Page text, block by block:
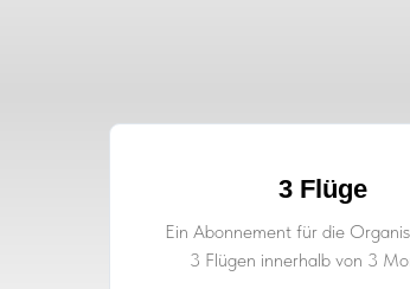
3 Flüge
Ein Abonnement für die
3 Flügen innerhalb von 3